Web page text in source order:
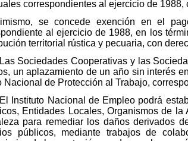
correspondientes al ejercicio de
se concede exención en el
al ejercicio de 1988, en los
territorial rústica y pecuaria, con
Sociedades Cooperativas y las
un aplazamiento de un año sin interés
Nacional de Protección al Trabajo,
Instituto Nacional de Empleo podrá
Entidades Locales, Organismos de
para remediar los daños derivados
públicos, mediante trabajos de